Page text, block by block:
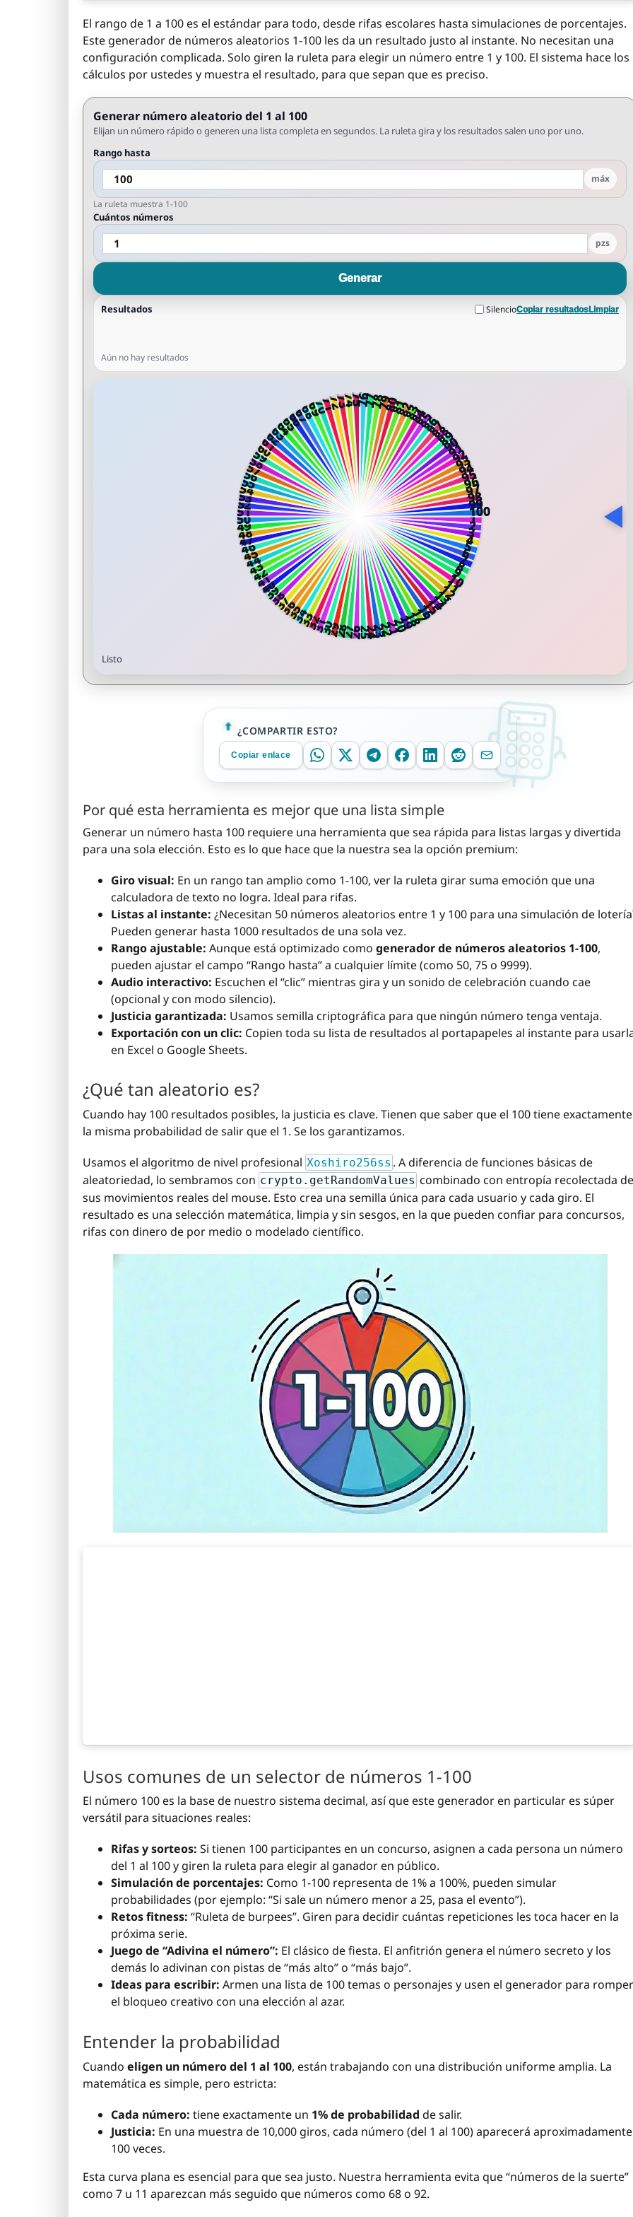
El rango de 1 a 100 es el estándar para todo, desde rifas escolares hasta simulaciones de porcentajes.
Este generador de números aleatorios 1-100 les da un resultado justo al instante. No necesitan una
configuración complicada. Solo giren la ruleta para elegir un número entre 1 y 100. El sistema hace los
cálculos por ustedes y muestra el resultado, para que sepan que es preciso.
Generar número aleatorio del 1 al 100
Elijan un número rápido o generen una lista completa en segundos. La ruleta gira y los resultados salen uno por uno.
Rango hasta
máx
La ruleta muestra 1-100
Cuántos números
pzs
Generar
Resultados SilencioCopiar resultadosLimpiar
Aún no hay resultados
Listo
¿COMPARTIR ESTO?
Copiar enlace
Por qué esta herramienta es mejor que una lista simple
Generar un número hasta 100 requiere una herramienta que sea rápida para listas largas y divertida
para una sola elección. Esto es lo que hace que la nuestra sea la opción premium:
Giro visual: En un rango tan amplio como 1-100, ver la ruleta girar suma emoción que una
calculadora de texto no logra. Ideal para rifas.
Listas al instante: ¿Necesitan 50 números aleatorios entre 1 y 100 para una simulación de
Pueden generar hasta 1000 resultados de una sola vez.
Rango ajustable: Aunque está optimizado como generador de números aleatorios 1-100,
pueden ajustar el campo “Rango hasta” a cualquier límite (como 50, 75 o 9999).
Audio interactivo: Escuchen el “clic” mientras gira y un sonido de celebración cuando cae
(opcional y con modo silencio).
Justicia garantizada: Usamos semilla criptográfica para que ningún número tenga ventaja.
Exportación con un clic: Copien toda su lista de resultados al portapapeles al instante para
en Excel o Google Sheets.
¿Qué tan aleatorio es?
Cuando hay 100 resultados posibles, la justicia es clave. Tienen que saber que el 100 tiene exactamente
la misma probabilidad de salir que el 1. Se los garantizamos.
Usamos el algoritmo de nivel profesional Xoshiro256ss . A diferencia de funciones básicas de
aleatoriedad, lo sembramos con crypto.getRandomValues combinado con entropía recolectada de
sus movimientos reales del mouse. Esto crea una semilla única para cada usuario y cada giro. El
resultado es una selección matemática, limpia y sin sesgos, en la que pueden confiar para concursos,
rifas con dinero de por medio o modelado científico.
Usos comunes de un selector de números 1-100
El número 100 es la base de nuestro sistema decimal, así que este generador en particular es súper
versátil para situaciones reales:
Rifas y sorteos: Si tienen 100 participantes en un concurso, asignen a cada persona un número
del 1 al 100 y giren la ruleta para elegir al ganador en público.
Simulación de porcentajes: Como 1-100 representa de 1% a 100%, pueden simular
probabilidades (por ejemplo: “Si sale un número menor a 25, pasa el evento”).
Retos fitness: “Ruleta de burpees”. Giren para decidir cuántas repeticiones les toca hacer en la
próxima serie.
Juego de “Adivina el número”: El clásico de fiesta. El anfitrión genera el número secreto y los
demás lo adivinan con pistas de “más alto” o “más bajo”.
Ideas para escribir: Armen una lista de 100 temas o personajes y usen el generador para romper
el bloqueo creativo con una elección al azar.
Entender la probabilidad
Cuando eligen un número del 1 al 100, están trabajando con una distribución uniforme amplia. La
matemática es simple, pero estricta:
Cada número: tiene exactamente un 1% de probabilidad de salir.
Justicia: En una muestra de 10,000 giros, cada número (del 1 al 100) aparecerá aproximadamente
100 veces.
Esta curva plana es esencial para que sea justo. Nuestra herramienta evita que “números de la suerte”
como 7 u 11 aparezcan más seguido que números como 68 o 92.